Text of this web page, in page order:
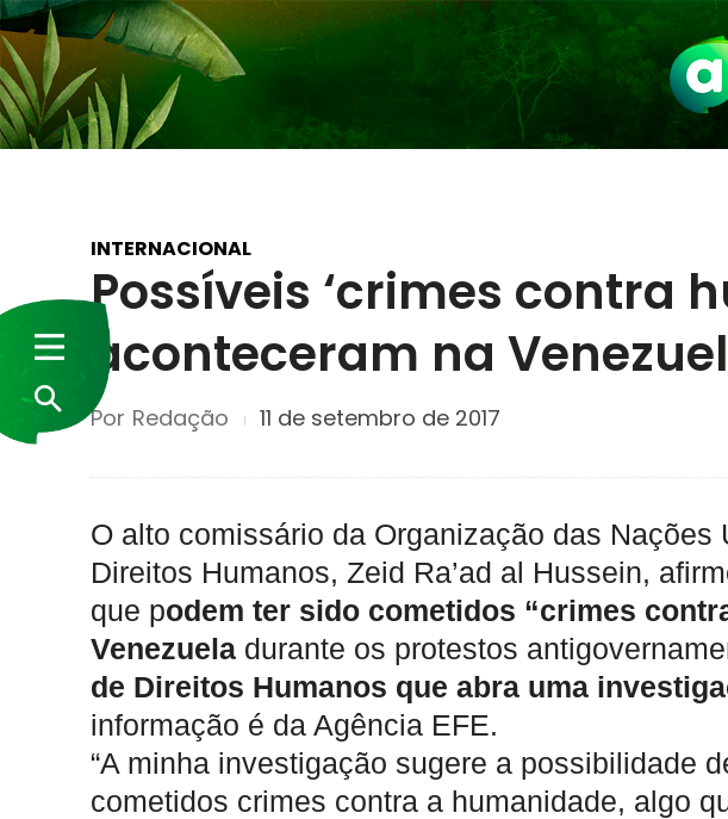
INTERNACIONAL
Possíveis ‘crimes contra
aconteceram na
Por Redação 11 de setembro de 2017
O alto comissário da Organização das Nações
Direitos Humanos, Zeid Ra’ad al Hussein,
que podem ter sido cometidos “crimes
Venezuela durante os protestos
de Direitos Humanos que abra uma
informação é da Agência EFE.
“A minha investigação sugere a possibilidade
cometidos crimes contra a humanidade, algo